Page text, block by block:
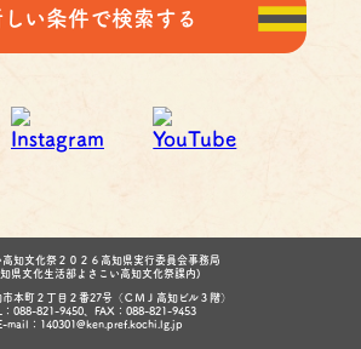
しい条件で検索する
高知文化祭２０２６高知県実行委員会事務局
知県文化生活部よさこい高知文化祭課内)
本町２丁目２番27号（ＣＭＪ高知ビル３階）
：088-821-9450、FAX：088-821-9453
mail：140301@ken.pref.kochi.lg.jp